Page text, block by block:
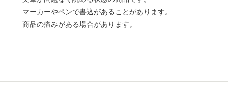
マーカーやペンで書込があることがあります。
商品の痛みがある場合があります。